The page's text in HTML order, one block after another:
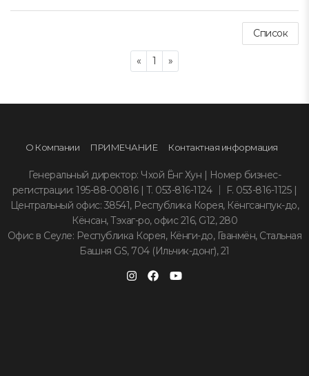
Список
«Previous
1 »Next
О Компании ПРИМЕЧАНИЕ Контактная информация
Генеральный директор: Чхой Ёнг Хун | Номер бизнес-
регистрации: 195-88-00816 | T. 053-816-1124 ｜ F. 053-816-1125 |
Центральный офис: 38541, Республика Корея, Кёнгсанпук-до,
Кёнсан, Тэхаг-ро, офис 216, G12, 280
Офис в Сеуле: Республика Корея, Кёнги-до, Гванмён, Стальная
Башня GS, 704 (Ильчик-донг), 21